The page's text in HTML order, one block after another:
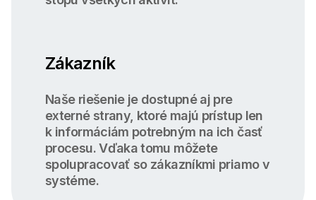
Zákazník
Naše riešenie je dostupné aj pre
externé strany, ktoré majú prístup len
k informáciám potrebným na ich časť
procesu. Vďaka tomu môžete
spolupracovať so zákazníkmi priamo v
systéme.